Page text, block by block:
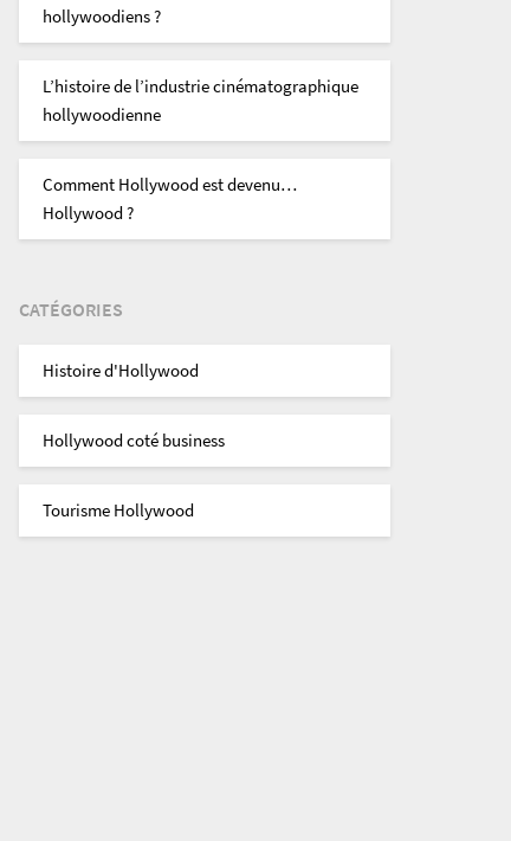
hollywoodiens ?
L’histoire de l’industrie cinématographique
hollywoodienne
Comment Hollywood est devenu…
Hollywood ?
CATÉGORIES
Histoire d'Hollywood
Hollywood coté business
Tourisme Hollywood